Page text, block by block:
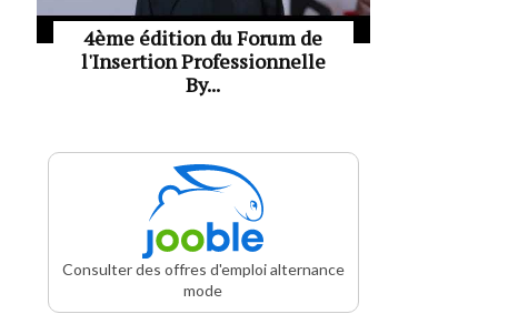
4ème édition du Forum de
l'Insertion Professionnelle
By...
Consulter des offres d'emploi alternance
mode